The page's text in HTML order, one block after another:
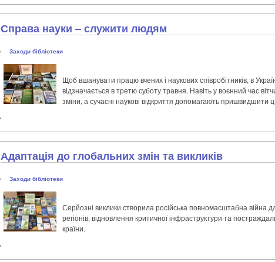
Справа науки – служити людям
Заходи бібліотеки
Щоб вшанувати працю вчених і наукових співробітників, в
відзначається в третю суботу травня. Навіть у воєнний час
зміни, а сучасні наукові відкриття допомагають пришвидшити
Адаптація до глобальних змін та викликів
Заходи бібліотеки
Серйозні виклики створила російська повномасштабна війна
регіонів, відновлення критичної інфраструктури та
країни.